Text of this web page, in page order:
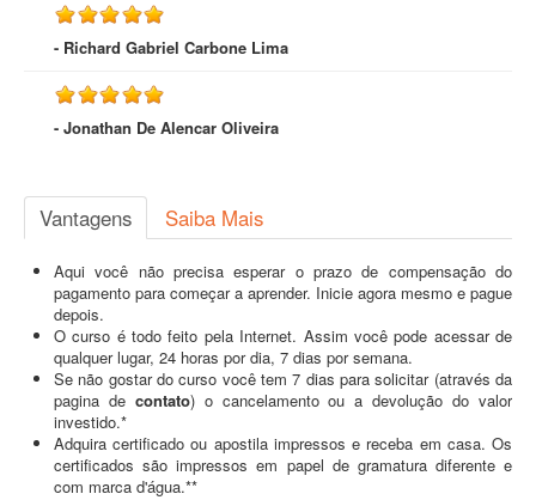
- Richard Gabriel Carbone Lima
- Jonathan De Alencar Oliveira
Vantagens Saiba Mais
Aqui você não precisa esperar o prazo de compensação do
pagamento para começar a aprender. Inicie agora mesmo e pague
depois.
O curso é todo feito pela Internet. Assim você pode acessar de
qualquer lugar, 24 horas por dia, 7 dias por semana.
Se não gostar do curso você tem 7 dias para solicitar (através da
pagina de contato) o cancelamento ou a devolução do valor
investido.*
Adquira certificado ou apostila impressos e receba em casa. Os
certificados são impressos em papel de gramatura diferente e
com marca d'água.**